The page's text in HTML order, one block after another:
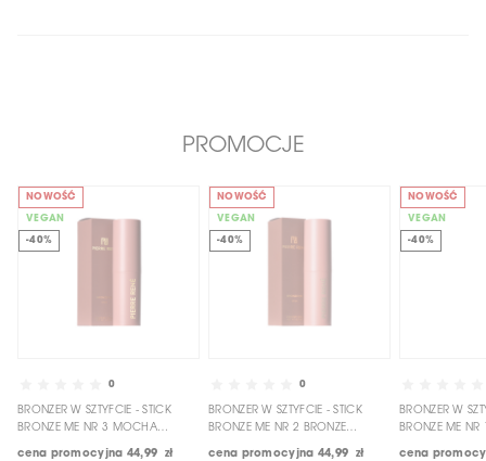
PROMOCJE
NOWOŚĆ
VEGAN
-40%
0
BRONZER W SZTYFCIE - STICK
BRONZE ME NR 3 MOCHA
cena promocyjna 44,99 zł
NOWOŚĆ
VEGAN
-40%
0
BRONZER W SZTYFCIE - STICK
BRONZE ME NR 2 BRONZE
cena promocyjna 44,99 zł
NOWOŚĆ
VEGAN
-40%
BRONZER W
BRONZE ME NR
cena